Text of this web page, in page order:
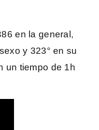
en la general,
y 323° en su
un tiempo de 1h